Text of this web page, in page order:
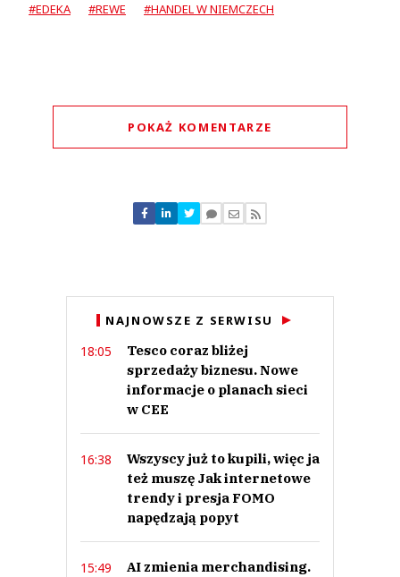
#EDEKA #REWE #HANDEL W NIEMCZECH
POKAŻ KOMENTARZE
Nie znaleziono komentarzy
Zostaw swoje komentarze
NAJNOWSZE Z SERWISU
18:05
Tesco coraz bliżej
sprzedaży biznesu. Nowe
informacje o planach sieci
w CEE
16:38
Wszyscy już to kupili, więc ja
też muszę Jak internetowe
trendy i presja FOMO
napędzają popyt
15:49
AI zmienia merchandising.